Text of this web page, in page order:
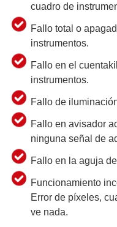
cuadro de
Fallo total o
instrumentos.
Fallo en el
instrumentos.
Fallo de
Fallo en avisador
ninguna señal de
Fallo en la aguja
Funcionamiento
Error de píxeles,
ve nada.